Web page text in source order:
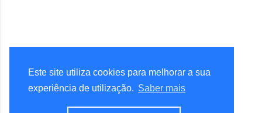
Este site utiliza cookies para melhorar a sua
experiência de utilização. Saber mais